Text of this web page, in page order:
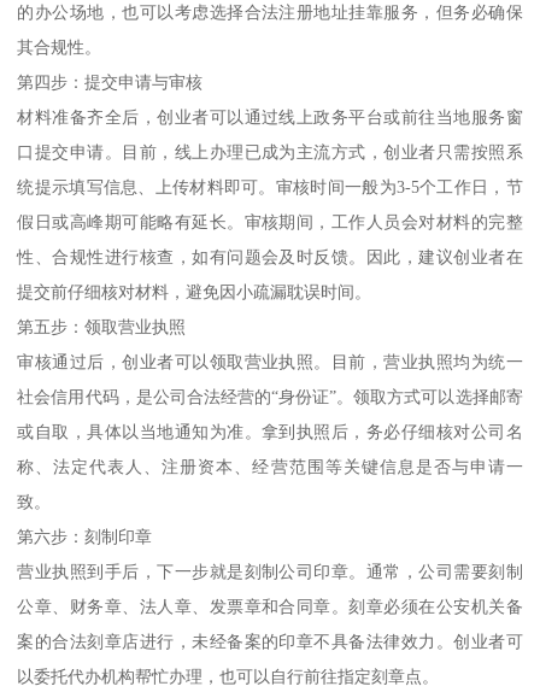
的办公场地，也可以考虑选择合法注册地址挂靠服务，但务必确保
其合规性。
第四步：提交申请与审核
材料准备齐全后，创业者可以通过线上政务平台或前往当地服务窗
口提交申请。目前，线上办理已成为主流方式，创业者只需按照系
统提示填写信息、上传材料即可。审核时间一般为3-5个工作日，节
假日或高峰期可能略有延长。审核期间，工作人员会对材料的完整
性、合规性进行核查，如有问题会及时反馈。因此，建议创业者在
提交前仔细核对材料，避免因小疏漏耽误时间。
第五步：领取营业执照
审核通过后，创业者可以领取营业执照。目前，营业执照均为统一
社会信用代码，是公司合法经营的“身份证”。领取方式可以选择邮寄
或自取，具体以当地通知为准。拿到执照后，务必仔细核对公司名
称、法定代表人、注册资本、经营范围等关键信息是否与申请一
致。
第六步：刻制印章
营业执照到手后，下一步就是刻制公司印章。通常，公司需要刻制
公章、财务章、法人章、发票章和合同章。刻章必须在公安机关备
案的合法刻章店进行，未经备案的印章不具备法律效力。创业者可
以委托代办机构帮忙办理，也可以自行前往指定刻章点。